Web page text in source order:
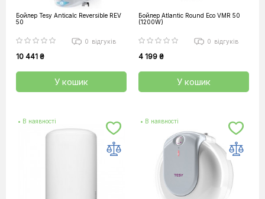
Бойлер Tesy Anticalc Reversible REV
50
0 відгуків
10 441 ₴
У кошик
Бойлер Atlantic Round Eco VMR 50
(1200W)
0 відгуків
4 199 ₴
У кошик
• В наявності • В наявності